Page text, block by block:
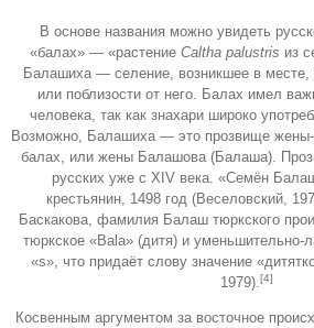
В основе названия можно увидеть
«балах» — «растение Caltha palustris из
Балашиха — селение, возникшее в месте,
или поблизости от него. Балах имел
человека, так как знахари широко
Возможно, Балашиха — это прозвище
балах, или жены Балашова (Балаша).
русских уже с XIV века. «Семён
крестьянин, 1498 год (Веселовский,
Баскакова, фамилия Балаш тюркского
тюркское «Bala» (дитя) и
«s», что придаёт слову значение
1979).[4]
Косвенным аргументом за восточное